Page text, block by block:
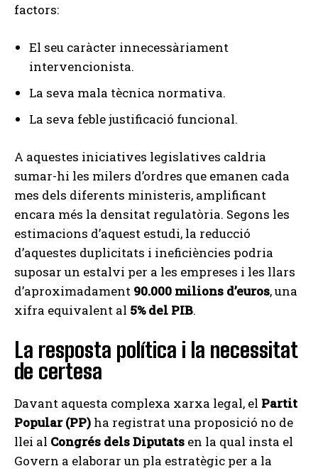
factors:
El seu caràcter innecessàriament
intervencionista.
La seva mala tècnica normativa.
La seva feble justificació funcional.
A aquestes iniciatives legislatives caldria
sumar-hi les milers d’ordres que emanen cada
mes dels diferents ministeris, amplificant
encara més la densitat regulatòria. Segons les
estimacions d’aquest estudi, la reducció
d’aquestes duplicitats i ineficiències podria
suposar un estalvi per a les empreses i les llars
d’aproximadament 90.000 milions d’euros, una
xifra equivalent al 5% del PIB.
La resposta política i la necessitat
de certesa
Davant aquesta complexa xarxa legal, el Partit
Popular (PP) ha registrat una proposició no de
llei al Congrés dels Diputats en la qual insta el
Govern a elaborar un pla estratègic per a la